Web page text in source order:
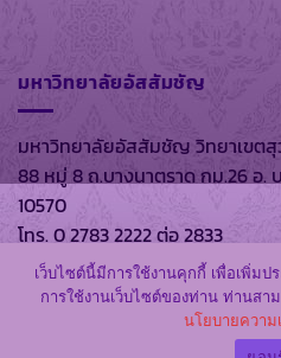
มหาวิทยาลัยอัสสัมชัญ
มหาวิทยาลัยอัสสัมชัญ วิทยาเขต
88 หมู่ 8 ถ.บางนาตราด กม.26 อ.
10570
โทร. 0 2783 2222 ต่อ 2833
สงวนลิขสิทธิ์ พ.ศ. 2569 ตาม พ
เว็บไซต์นี้มีการใช้งานคุกกี้ เพื่อเพิ่ม
การใช้งานเว็บไซต์ของท่าน ท่านสา
นโยบายความ